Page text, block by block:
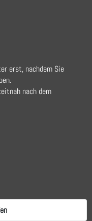
erst, nachdem Sie
nach dem